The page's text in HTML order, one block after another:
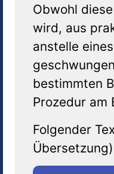
Obwohl
wird, aus
anstelle
bestimmten
Prozedur am
Folgender